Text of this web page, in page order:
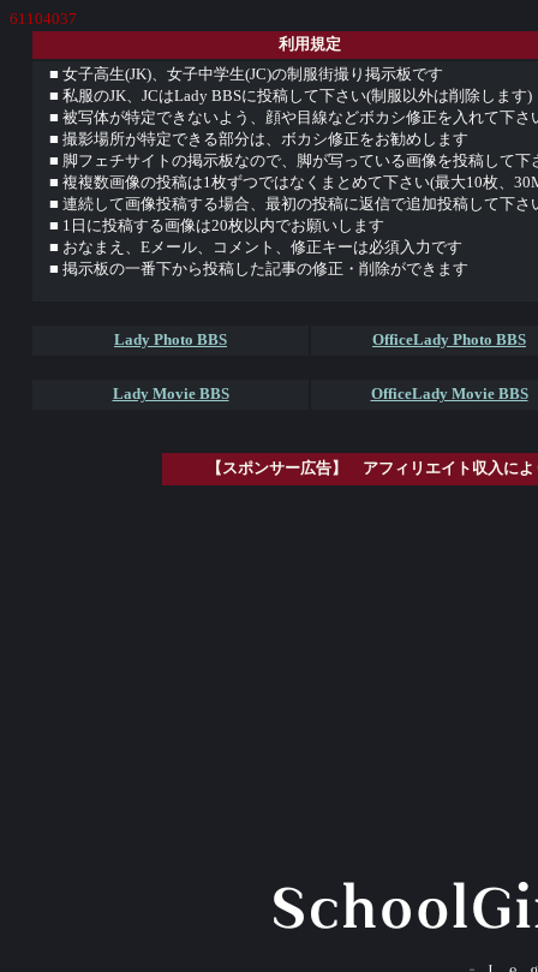
61104037
利用規定
■ 女子高生(JK)、女子中学生(JC)の制服街撮り掲示板です
■ 私服のJK、JCはLady BBSに投稿して下さい(制服以外は削除します)
■ 被写体が特定できないよう、顔や目線などボカシ修正を入れて下さ
■ 撮影場所が特定できる部分は、ボカシ修正をお勧めします
■ 脚フェチサイトの掲示板なので、脚が写っている画像を投稿して下
■ 複複数画像の投稿は1枚ずつではなくまとめて下さい(最大10枚、
■ 連続して画像投稿する場合、最初の投稿に返信で追加投稿して下さ
■ 1日に投稿する画像は20枚以内でお願いします
■ おなまえ、Eメール、コメント、修正キーは必須入力です
■ 掲示板の一番下から投稿した記事の修正・削除ができます
Lady Photo BBS OfficeLady Photo BBS
Lady Movie BBS OfficeLady Movie BBS
【スポンサー広告】 アフィリエイト収入に